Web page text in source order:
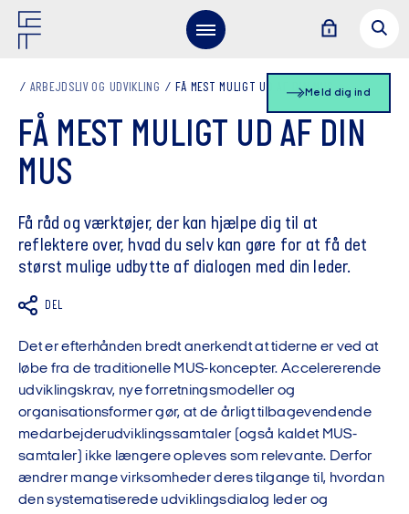
Meld dig ind
ARBEJDSLIV OG UDVIKLING FÅ MEST MULIGT UD AF DIN MUS
FÅ MEST MULIGT UD AF DIN
MUS
Få råd og værktøjer, der kan hjælpe dig til at
reflektere over, hvad du selv kan gøre for at få det
størst mulige udbytte af dialogen med din leder.
DEL
Det er efterhånden bredt anerkendt at tiderne er ved at
løbe fra de traditionelle MUS-koncepter. Accelererende
udviklingskrav, nye forretningsmodeller og
organisationsformer gør, at de årligt tilbagevendende
medarbejderudviklingssamtaler (også kaldet MUS-
samtaler) ikke længere opleves som relevante. Derfor
ændrer mange virksomheder deres tilgange til, hvordan
den systematiserede udviklingsdialog leder og